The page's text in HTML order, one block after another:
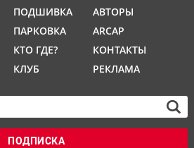
ПОДШИВКА
ПАРКОВКА
КТО ГДЕ?
КЛУБ
АВТОРЫ
ARCAP
КОНТАКТЫ
РЕКЛАМА
ПОДПИСКА